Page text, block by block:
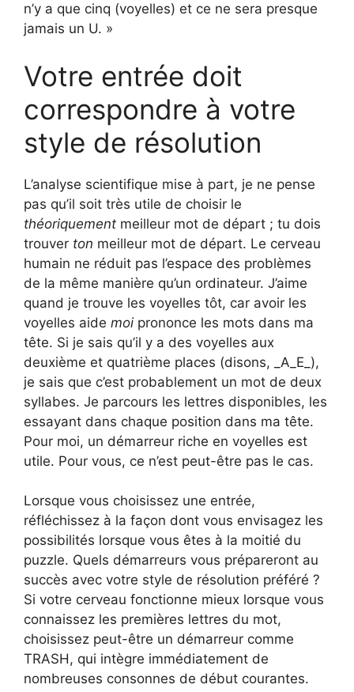
n’y a que cinq (voyelles) et ce ne sera presque
jamais un U. »
Votre entrée doit
correspondre à votre
style de résolution
L’analyse scientifique mise à part, je ne pense
pas qu’il soit très utile de choisir le
théoriquement meilleur mot de départ ; tu dois
trouver ton meilleur mot de départ. Le cerveau
humain ne réduit pas l’espace des problèmes
de la même manière qu’un ordinateur. J’aime
quand je trouve les voyelles tôt, car avoir les
voyelles aide moi prononce les mots dans ma
tête. Si je sais qu’il y a des voyelles aux
deuxième et quatrième places (disons, _A_E_),
je sais que c’est probablement un mot de deux
syllabes. Je parcours les lettres disponibles, les
essayant dans chaque position dans ma tête.
Pour moi, un démarreur riche en voyelles est
utile. Pour vous, ce n’est peut-être pas le cas.
Lorsque vous choisissez une entrée,
réfléchissez à la façon dont vous envisagez les
possibilités lorsque vous êtes à la moitié du
puzzle. Quels démarreurs vous prépareront au
succès avec votre style de résolution préféré ?
Si votre cerveau fonctionne mieux lorsque vous
connaissez les premières lettres du mot,
choisissez peut-être un démarreur comme
TRASH, qui intègre immédiatement de
nombreuses consonnes de début courantes.